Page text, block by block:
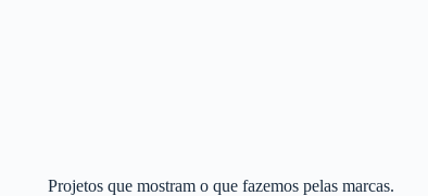
Projetos que mostram o que fazemos pelas marcas.